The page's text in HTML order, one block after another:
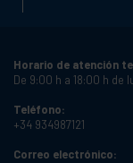
Horario de atención
De 9:00 h a 18:00 h de
Teléfono:
+34 934987121
Correo electrónico: